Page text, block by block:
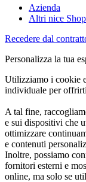
Azienda
Altri nice
Recedere dal
Personalizza la tua
Utilizziamo i cookie
individuale per
A tal fine,
e sui dispositivi che
ottimizzare
e contenuti
Inoltre, possiamo
fornitori esterni e
online, ma solo se